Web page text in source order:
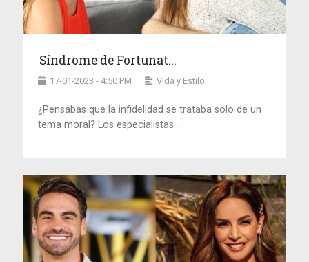
Síndrome de Fortunat...
17-01-2023 - 4:50 PM Vida y Estilo
¿Pensabas que la infidelidad se trataba solo de un
tema moral? Los especialistas...